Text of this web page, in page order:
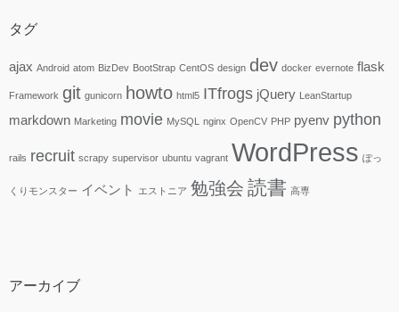
タグ
ajax Android atom BizDev BootStrap CentOS design dev docker evernote flask
Framework git gunicorn howto html5 ITfrogs jQuery LeanStartup
markdown Marketing movie MySQL nginx OpenCV PHP pyenv python
rails recruit scrapy supervisor ubuntu vagrant WordPress ぽっ
くりモンスター イベント エストニア 勉強会 読書 高専
アーカイブ